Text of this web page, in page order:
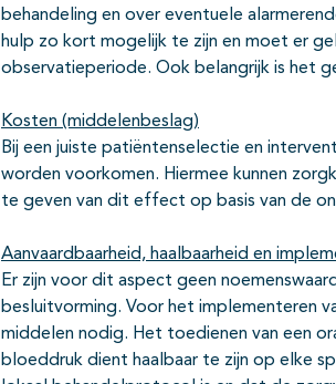
behandeling en over eventuele
hulp zo kort mogelijk te zijn en moet er
observatieperiode. Ook belangrijk is het
Kosten (middelenbeslag)
Bij een juiste patiëntenselectie en
worden voorkomen. Hiermee kunnen
te geven van dit effect op basis van de
Aanvaardbaarheid, haalbaarheid en
Er zijn voor dit aspect geen
besluitvorming. Voor het implementeren
middelen nodig. Het toedienen van een
bloeddruk dient haalbaar te zijn op elke